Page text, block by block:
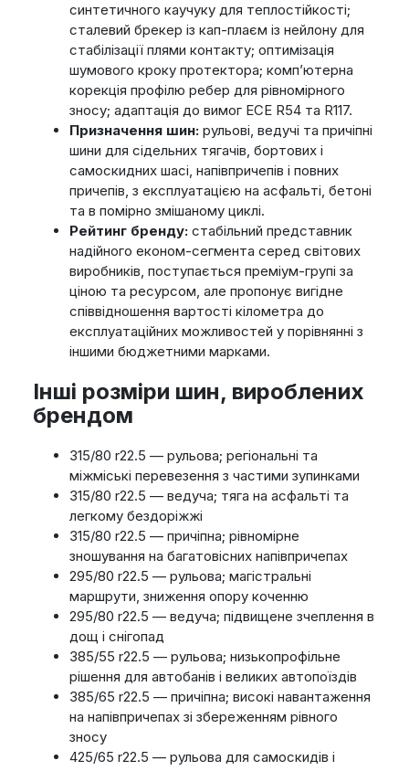
синтетичного каучуку для теплостійкості;
сталевий брекер із кап-плаєм із нейлону для
стабілізації плями контакту; оптимізація
шумового кроку протектора; комп’ютерна
корекція профілю ребер для рівномірного
зносу; адаптація до вимог ECE R54 та R117.
Призначення шин:рульові, ведучі та причіпні
шини для сідельних тягачів, бортових і
самоскидних шасі, напівпричепів і повних
причепів, з експлуатацією на асфальті, бетоні
та в помірно змішаному циклі.
Рейтинг бренду:стабільний представник
надійного економ-сегмента серед світових
виробників, поступається преміум-групі за
ціною та ресурсом, але пропонує вигідне
співвідношення вартості кілометра до
експлуатаційних можливостей у порівнянні з
іншими бюджетними марками.
Інші розміри шин, вироблених
брендом
315/80 r22.5 — рульова; регіональні та
міжміські перевезення з частими зупинками
315/80 r22.5 — ведуча; тяга на асфальті та
легкому бездоріжжі
315/80 r22.5 — причіпна; рівномірне
зношування на багатовісних напівпричепах
295/80 r22.5 — рульова; магістральні
маршрути, зниження опору коченню
295/80 r22.5 — ведуча; підвищене зчеплення в
дощ і снігопад
385/55 r22.5 — рульова; низькопрофільне
рішення для автобанів і великих автопоїздів
385/65 r22.5 — причіпна; високі навантаження
на напівпричепах зі збереженням рівного
зносу
425/65 r22.5 — рульова для самоскидів і